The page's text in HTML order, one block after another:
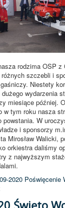
rodzima OSP z
różnych szczebli i
Niestety
wydarzenia
miesiące później.
w tym roku nasza
powstania. W
i sponsorzy
Mirosław Walicki,
orkiestra daliśmy
z najwyższym
2020 Poświęcenie